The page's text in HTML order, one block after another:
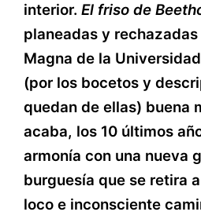
interior. El friso de
planeadas y
Magna de la
(por los bocetos y
quedan de ellas) buena
acaba, los 10 últimos
armonía con una nueva
burguesía que se retira
loco e inconsciente